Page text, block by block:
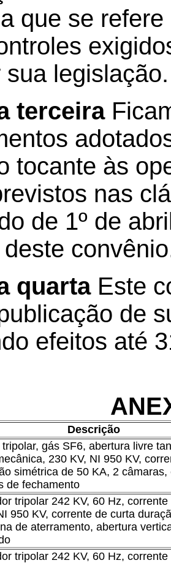
que se
legislação.
terceira
tocante às
nas
de 1º de
quartaEste
de
efeitos até
Descrição
gás SF6, abertura livre
230 KV, NI 950 KV,
simétrica de 50 KA, 2 câmaras,
de fechamento
tripolar 242 KV, 60 Hz,
950 KV, corrente de curta
de aterramento, abertura
tripolar 242 KV, 60 Hz,